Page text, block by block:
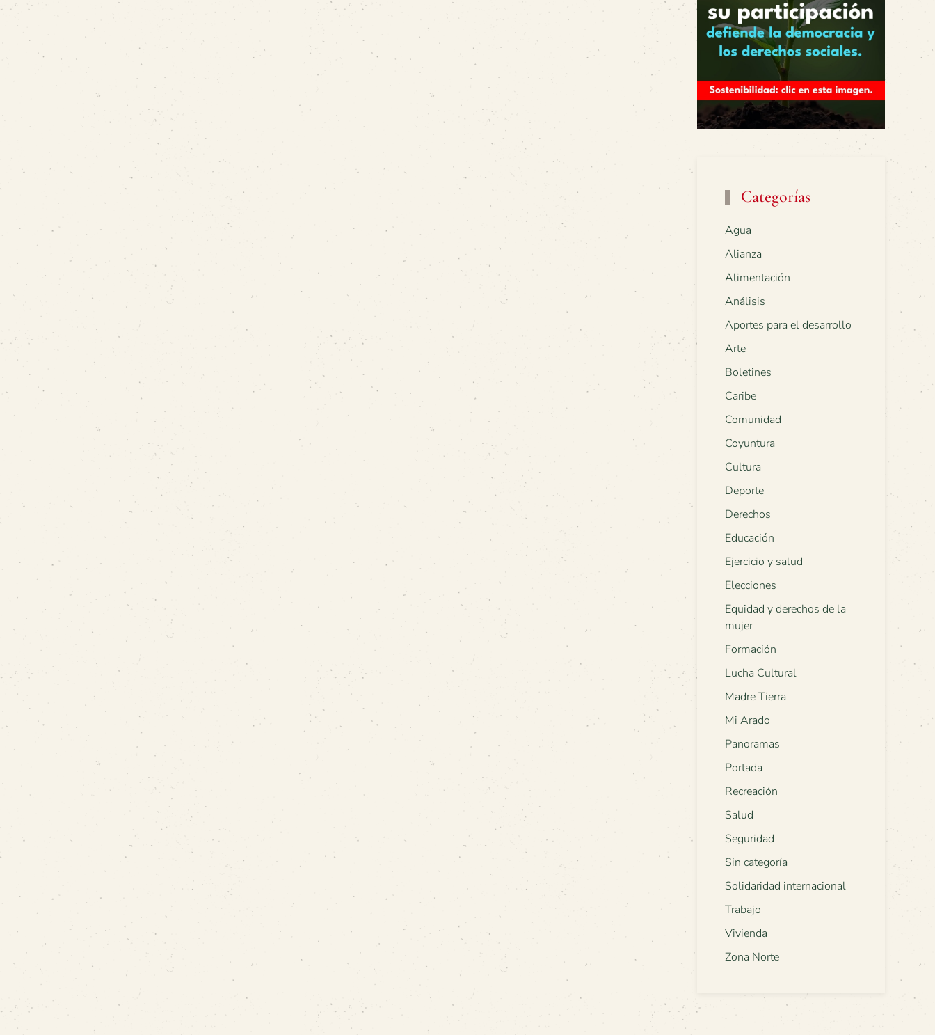
Categorías
Agua
Alianza
Alimentación
Análisis
Aportes para el desarrollo
Arte
Boletines
Caribe
Comunidad
Coyuntura
Cultura
Deporte
Derechos
Educación
Ejercicio y salud
Elecciones
Equidad y derechos de la
mujer
Formación
Lucha Cultural
Madre Tierra
Mi Arado
Panoramas
Portada
Recreación
Salud
Seguridad
Sin categoría
Solidaridad internacional
Trabajo
Vivienda
Zona Norte